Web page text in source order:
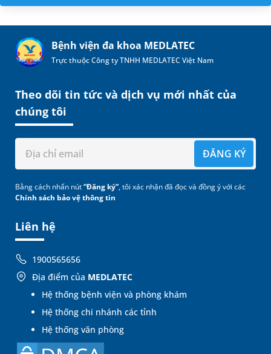
Bệnh viện đa khoa MEDLATEC
Trực thuộc Công ty TNHH MEDLATEC Việt Nam
Liên hệ
1900565656
Địa điểm của MEDLATEC
Hệ thống bệnh viện và phòng khám
Hệ thống chi nhánh các tỉnh
Hệ thống văn phòng
Theo dõi tin tức và dịch vụ mới nhất của
chúng tôi
ĐĂNG KÝ
Bằng cách nhấn nút“Đăng ký”, tôi xác nhận đã đọc và đồng ý với các
Chính sách bảo vệ thông tin